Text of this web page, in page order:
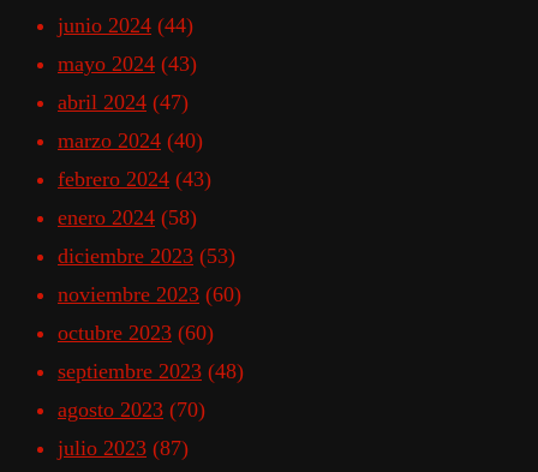
junio 2024 (44)
mayo 2024 (43)
abril 2024 (47)
marzo 2024 (40)
febrero 2024 (43)
enero 2024 (58)
diciembre 2023 (53)
noviembre 2023 (60)
octubre 2023 (60)
septiembre 2023 (48)
agosto 2023 (70)
julio 2023 (87)